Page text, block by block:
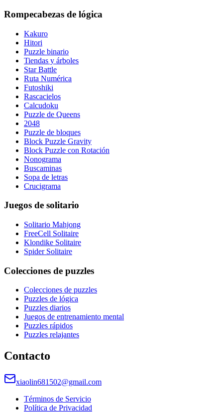
Rompecabezas de lógica
Kakuro
Hitori
Puzzle binario
Tiendas y árboles
Star Battle
Ruta Numérica
Futoshiki
Rascacielos
Calcudoku
Puzzle de Queens
2048
Puzzle de bloques
Block Puzzle Gravity
Block Puzzle con Rotación
Nonograma
Buscaminas
Sopa de letras
Crucigrama
Juegos de solitario
Solitario Mahjong
FreeCell Solitaire
Klondike Solitaire
Spider Solitaire
Colecciones de puzzles
Colecciones de puzzles
Puzzles de lógica
Puzzles diarios
Juegos de entrenamiento mental
Puzzles rápidos
Puzzles relajantes
Contacto
xiaolin681502@gmail.com
Términos de Servicio
Política de Privacidad